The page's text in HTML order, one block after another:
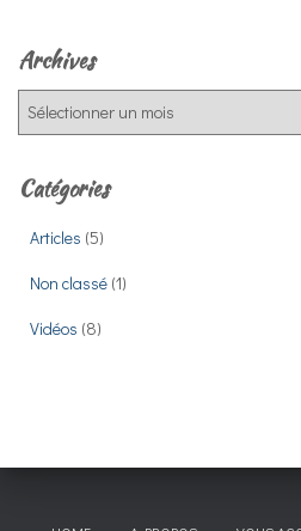
Archives
h
Catégories
Articles (5)
Non classé (1)
Vidéos (8)